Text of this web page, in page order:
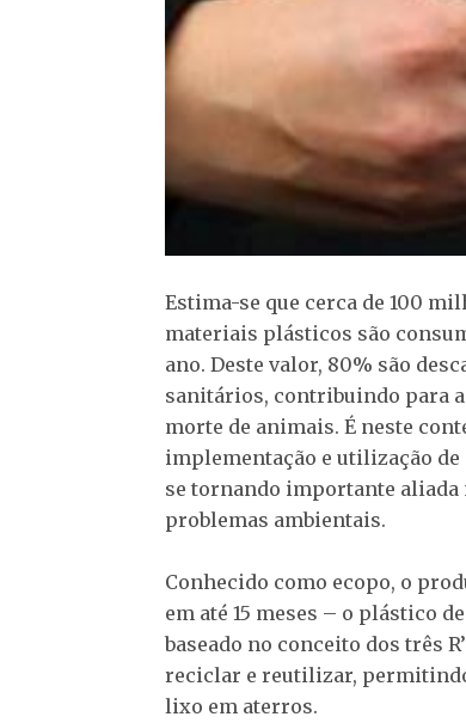
Estima-se que cerca de 100
materiais plásticos são
ano. Deste valor, 80% são
sanitários, contribuindo para
morte de animais. É neste
implementação e utilização
se tornando importante aliada
problemas ambientais.
Conhecido como ecopo, o
em até 15 meses – o plástico
baseado no conceito dos três
reciclar e reutilizar,
lixo em aterros.